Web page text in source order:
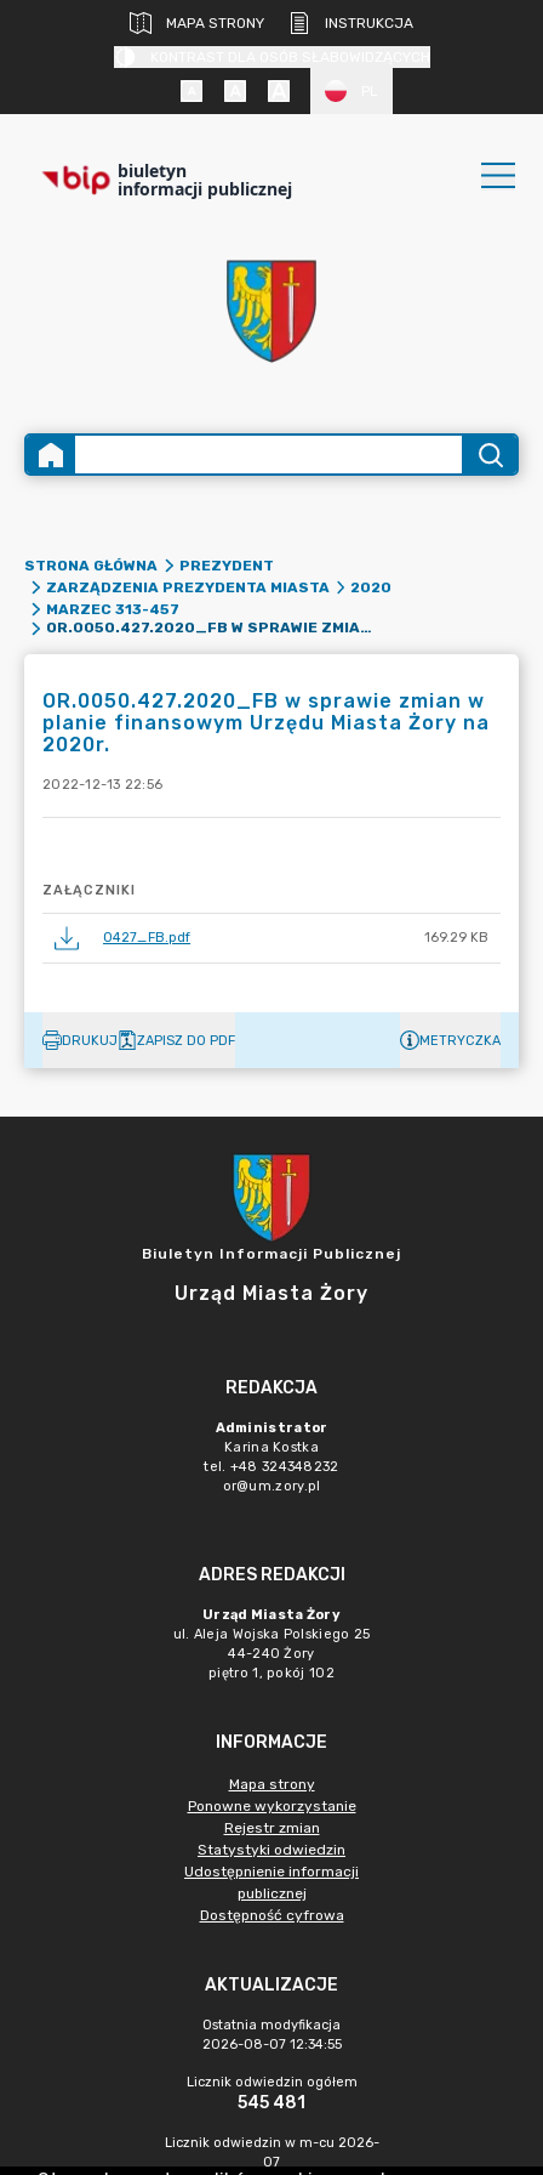
MAPA STRONY
INSTRUKCJA
biuletyn
informacji publicznej
STRONA GŁÓWNA
PREZYDENT
ZARZĄDZENIA PREZYDENTA MIASTA
2020
MARZEC 313-457
OR.0050.427.2020_FB W SPRAWIE ZMIAN W PLANIE FINANSOWYM URZĘDU MIASTA ŻORY NA 2020R.
OR.0050.427.2020_FB w sprawie zmian w
planie finansowym Urzędu Miasta Żory na
2020r.
2022-12-13 22:56
ZAŁĄCZNIKI
0427_FB.pdf 169.29 KB
DRUKUJ ZAPISZ DO PDF METRYCZKA
Biuletyn Informacji Publicznej
Urząd Miasta Żory
REDAKCJA
Administrator
Karina Kostka
tel. +48 324348232
or@um.zory.pl
ADRES REDAKCJI
Urząd Miasta Żory
ul. Aleja Wojska Polskiego 25
44-240 Żory
piętro 1, pokój 102
INFORMACJE
Mapa strony
Ponowne wykorzystanie
Rejestr zmian
Statystyki odwiedzin
Udostępnienie informacji
publicznej
Dostępność cyfrowa
AKTUALIZACJE
Ostatnia modyfikacja
2026-08-07 12:34:55
Licznik odwiedzin ogółem
545 481
Licznik odwiedzin w m-cu 2026-
07